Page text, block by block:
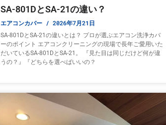
SA-801DとSA-21の違い？
エアコンカバー 2026年7月21日
SA-801DとSA-21の違いとは？ プロが選ぶエアコン洗浄カバ
ーのポイント エアコンクリーニングの現場で長年ご愛用いた
だいているSA-801DとSA-21。 『見た目は同じだけど何が違
うの？』『どちらを選べばいいの？